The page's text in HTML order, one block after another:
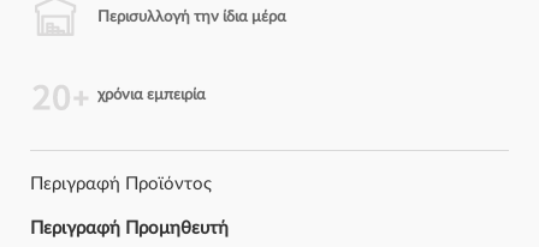
Περισυλλογή την ίδια μέρα
χρόνια εμπειρία
Περιγραφή Προϊόντος
Περιγραφή Προμηθευτή